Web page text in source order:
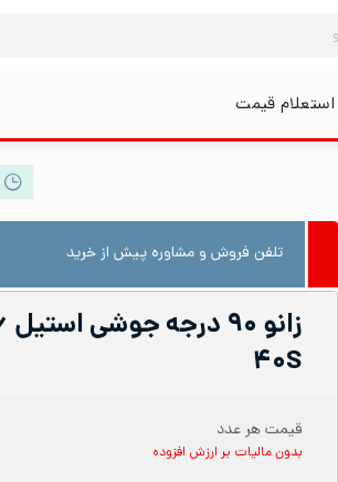
استعلام قیمت
تلفن فروش و مشاوره پیش از خرید
۴۰S
قیمت هر عدد
بدون مالیات بر ارزش افزوده